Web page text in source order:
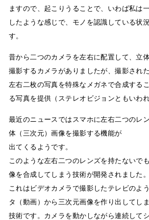
ますので、起こりうることで、いわば私は
したような感じで、モノを認識している状
す。
昔から二つのカメラを左右に配置して、立
撮影するカメラがありましたが、撮影された
左右二枚の写真を特殊なメガネで合成する
る写真を提供（ステレオビジョンともいわ
最近のニュースではスマホに左右二つのレ
体（三次元）画像を撮影する機能が
出てくるようです。
このような左右二つのレンズを持たないで
像を合成してしまう技術が開発されました。
これはビデオカメラで撮影したテレビのよ
タ（動画）から三次元画像を作り出してし
技術です。カメラを動かしながら連続して